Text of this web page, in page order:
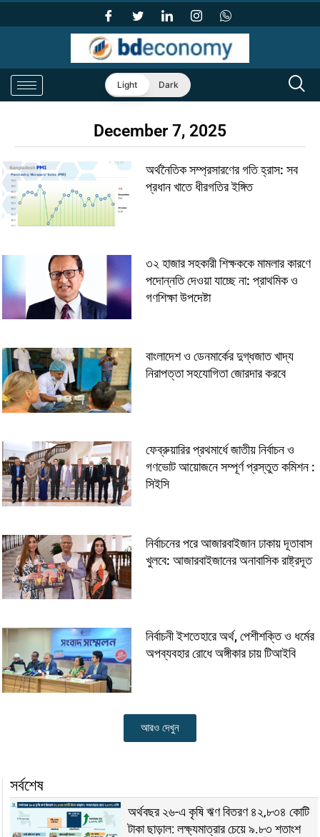
Light Dark
December 7, 2025
অর্থনৈতিক সম্প্রসারণের গতি হ্রাস: সব
প্রধান খাতে ধীরগতির ইঙ্গিত
৩২ হাজার সহকারী শিক্ষককে মামলার কারণে
পদোন্নতি দেওয়া যাচ্ছে না: প্রাথমিক ও
গণশিক্ষা উপদেষ্টা
বাংলাদেশ ও ডেনমার্কের দুগ্ধজাত খাদ্য
নিরাপত্তা সহযোগিতা জোরদার করবে
ফেব্রুয়ারির প্রথমার্ধে জাতীয় নির্বাচন ও
গণভোট আয়োজনে সম্পূর্ণ প্রস্তুত কমিশন :
সিইসি
নির্বাচনের পরে আজারবাইজান ঢাকায় দূতাবাস
খুলবে: আজারবাইজানের অনাবাসিক রাষ্ট্রদূত
নির্বাচনী ইশতেহারে অর্থ, পেশীশক্তি ও ধর্মের
অপব্যবহার রোধে অঙ্গীকার চায় টিআইবি
আরও দেখুন
সর্বশেষ
অর্থবছর ২৬-এ কৃষি ঋণ বিতরণ ৪২,৮৩৪ কোটি
টাকা ছাড়াল: লক্ষ্যমাত্রার চেয়ে ৯.৮৩ শতাংশ